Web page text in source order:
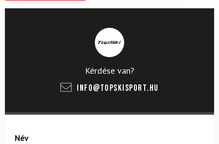
Kérdése van?
info@topskisport.hu
Név